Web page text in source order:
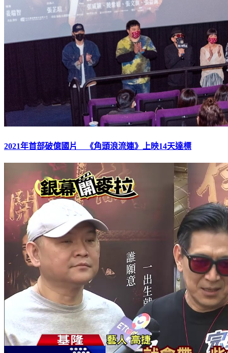
2021年首部破億國片 《角頭浪流連》上映14天達標